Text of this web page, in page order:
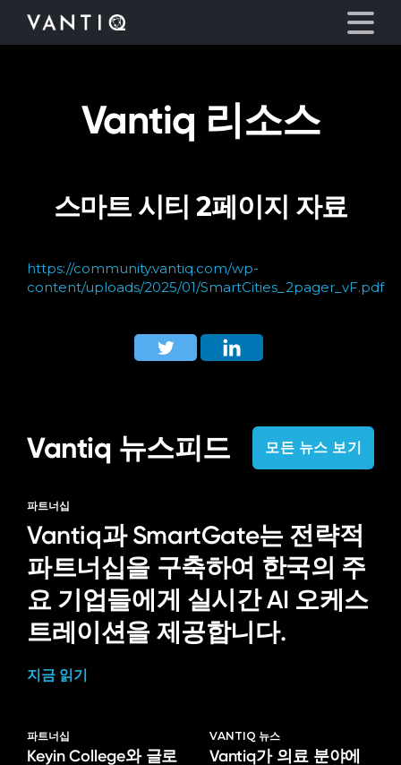
플랫폼
파트너
회사
Vantiq 리소스
스마트 시티 2페이지 자료
https://community.vantiq.com/wp-
content/uploads/2025/01/SmartCities_2pager_vF.pdf
Vantiq 뉴스피드 모든 뉴스 보기
파트너십
Vantiq과 SmartGate는 전략적
파트너십을 구축하여 한국의 주
요 기업들에게 실시간 AI 오케스
트레이션을 제공합니다.
지금 읽기
파트너십
Keyin College와 글로
VANTIQ 뉴스
Vantiq가 의료 분야에